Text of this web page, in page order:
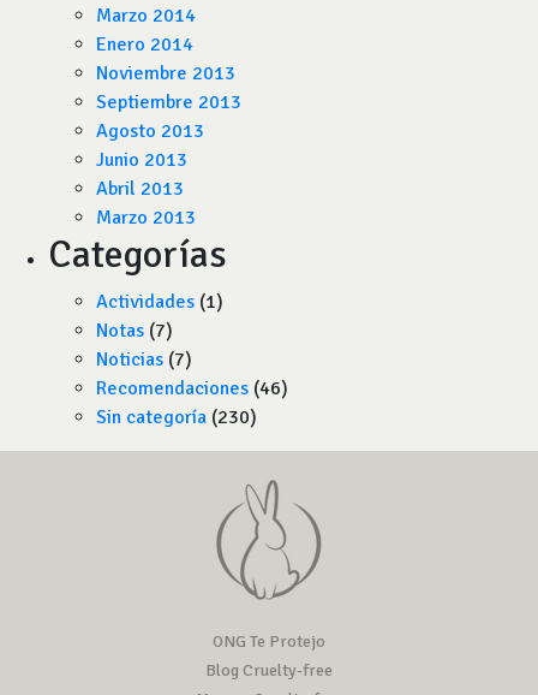
Marzo 2014
Enero 2014
Noviembre 2013
Septiembre 2013
Agosto 2013
Junio 2013
Abril 2013
Marzo 2013
Categorías
Actividades (1)
Notas (7)
Noticias (7)
Recomendaciones (46)
Sin categoría (230)
ONG Te Protejo
Blog Cruelty-free